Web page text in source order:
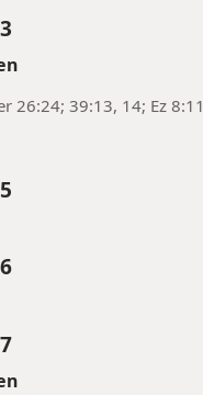
26:24; 39:13, 14; Ez 8:11